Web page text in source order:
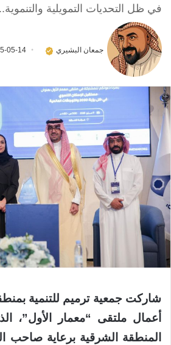
في ظل التحديات التمويلية والتنموية..
جمعان البشيري 05-14
شاركت جمعية ترميم للتنمية
أعمال ملتقى “معمار الأول”،
المنطقة الشرقية برعاية صاحب